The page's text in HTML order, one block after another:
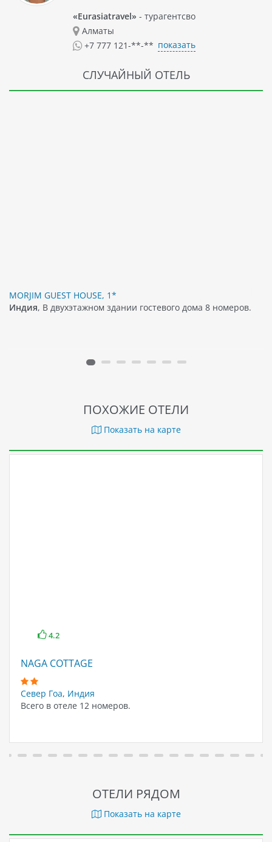
«Eurasiatravel» - турагентсво
Алматы
+7 777 121-**-** показать
СЛУЧАЙНЫЙ ОТЕЛЬ
MORJIM GUEST HOUSE, 1*
Индия, В двухэтажном здании гостевого дома 8 номеров.
ПОХОЖИЕ ОТЕЛИ
Показать на карте
4.2
NAGA COTTAGE
Север Гоа, Индия
Всего в отеле 12 номеров.
ОТЕЛИ РЯДОМ
Показать на карте